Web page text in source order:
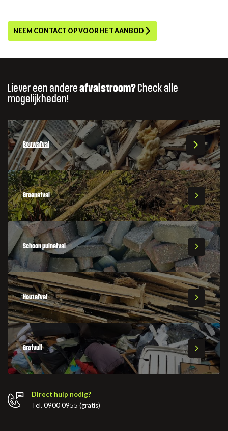
NEEM CONTACT OP VOOR HET AANBOD
Liever een andereafvalstroom?Check alle
mogelijkheden!
Bouwafval
Groenafval
Schoon puinafval
Houtafval
Grofvuil
Direct hulp nodig?
Tel. 0900 0955 (gratis)